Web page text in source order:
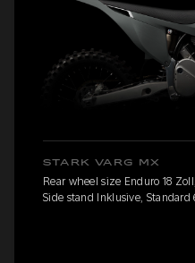
STARK VARG MX
Rear wheel size Enduro 18
Side stand Inklusive, Standard